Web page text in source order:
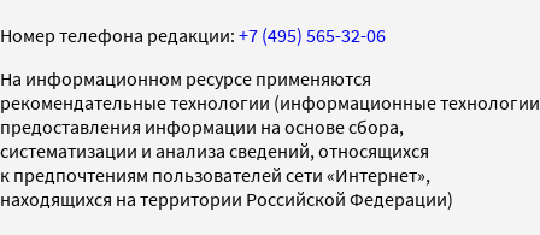
Номер телефона редакции: +7 (495) 565-32-06
На информационном ресурсе применяются
рекомендательные технологии (информационные технологии
предоставления информации на основе сбора,
систематизации и анализа сведений, относящихся
к предпочтениям пользователей сети «Интернет»,
находящихся на территории Российской Федерации)